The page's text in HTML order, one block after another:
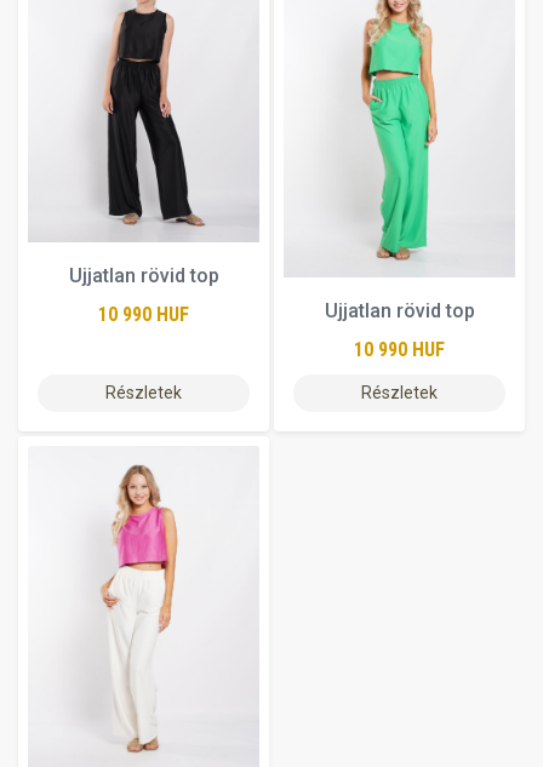
Ujjatlan rövid top
10 990 HUF
Részletek
Ujjatlan rövid top
10 990 HUF
Részletek